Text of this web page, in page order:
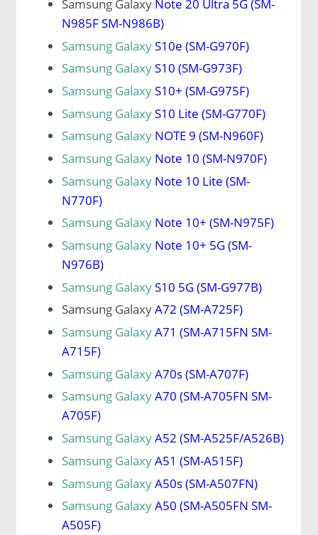
Samsung Galaxy Note 20 Ultra 5G (SM-
N985F SM-N986B)
Samsung GalaxyS10e (SM-G970F)
Samsung GalaxyS10 (SM-G973F)
Samsung GalaxyS10+ (SM-G975F)
Samsung GalaxyS10 Lite (SM-G770F)
Samsung Galaxy NOTE 9 (SM-N960F)
Samsung Galaxy Note 10 (SM-N970F)
Samsung Galaxy Note 10 Lite (SM-
N770F)
Samsung Galaxy Note 10+ (SM-N975F)
Samsung Galaxy Note 10+ 5G (SM-
N976B)
Samsung GalaxyS10 5G (SM-G977B)
Samsung GalaxyA72 (SM-A725F)
Samsung GalaxyA71 (SM-A715FN SM-
A715F)
Samsung GalaxyA70s (SM-A707F)
Samsung GalaxyA70 (SM-A705FN SM-
A705F)
Samsung GalaxyA52 (SM-A525F/A526B)
Samsung GalaxyA51 (SM-A515F)
Samsung GalaxyA50s (SM-A507FN)
Samsung GalaxyA50 (SM-A505FN SM-
A505F)